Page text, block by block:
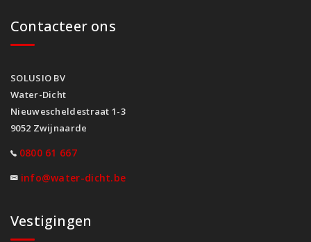
Contacteer ons
SOLUSIO BV
Water-Dicht
Nieuwescheldestraat 1-3
9052 Zwijnaarde
0800 61 667
info@water-dicht.be
Vestigingen